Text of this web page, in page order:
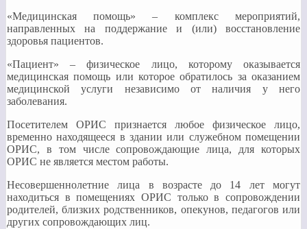
«Медицинская помощь» – комплекс мероприятий,
направленных на поддержание и (или) восстановление
здоровья пациентов.
«Пациент» – физическое лицо, которому оказывается
медицинская помощь или которое обратилось за оказанием
медицинской услуги независимо от наличия у него
заболевания.
Посетителем ОРИС признается любое физическое лицо,
временно находящееся в здании или служебном помещении
ОРИС, в том числе сопровождающие лица, для которых
ОРИС не является местом работы.
Несовершеннолетние лица в возрасте до 14 лет могут
находиться в помещениях ОРИС только в сопровождении
родителей, близких родственников, опекунов, педагогов или
других сопровождающих лиц.